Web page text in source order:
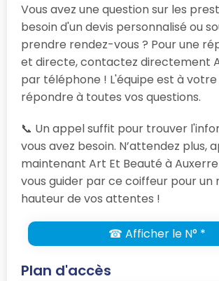
Vous avez une question sur les
besoin d'un devis personnalisé ou
prendre rendez-vous ? Pour une
et directe, contactez directement
par téléphone ! L'équipe est à
répondre à toutes vos questions.
📞 Un appel suffit pour trouver
vous avez besoin. N’attendez plus,
maintenant Art Et Beauté à
vous guider par ce coiffeur pour un
hauteur de vos attentes !
☎ Afficher le N° *
Plan d'accès